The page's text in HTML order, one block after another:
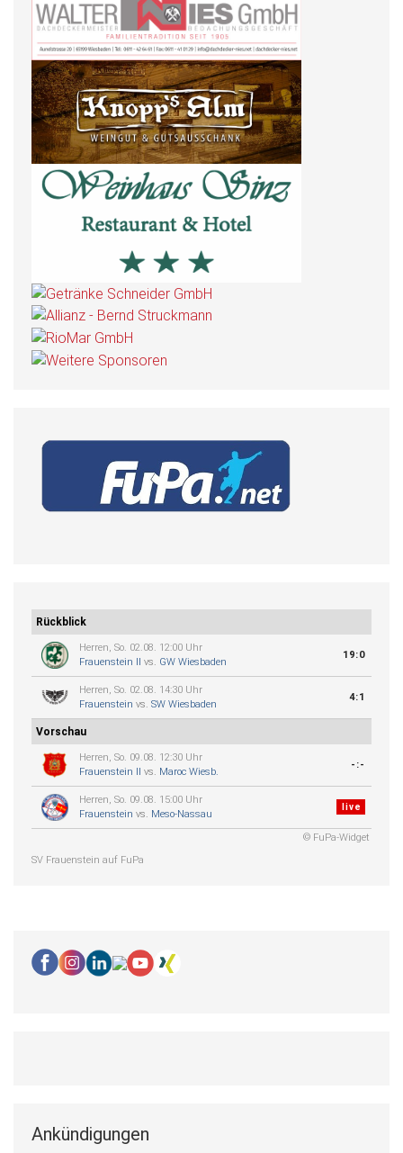
Rückblick
Herren, So. 02.08. 12:00 Uhr
Frauenstein II vs. GW Wiesbaden
19:0
Herren, So. 02.08. 14:30 Uhr
Frauenstein vs. SW Wiesbaden
4:1
Vorschau
Herren, So. 09.08. 12:30 Uhr
Frauenstein II vs. Maroc Wiesb.
-:-
Herren, So. 09.08. 15:00 Uhr
Frauenstein vs. Meso-Nassau
live
© FuPa-Widget
SV Frauenstein auf FuPa
Ankündigungen